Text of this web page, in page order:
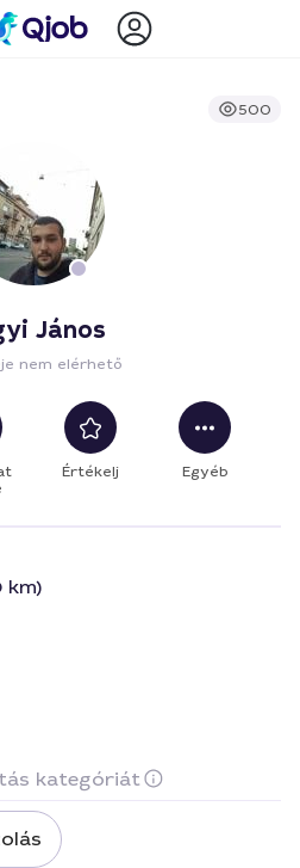
500
János
nem elérhető
Értékelj Egyéb
km)
kategóriát